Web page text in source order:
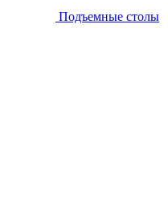
Подъемные столы